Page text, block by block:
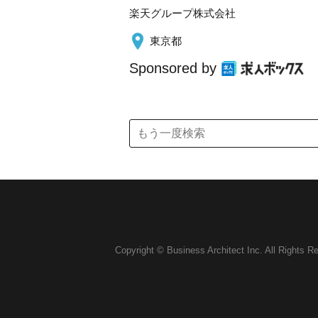
楽天グループ株式会社
東京都
Sponsored by
Copyright © Business Architect Inc. All Rights